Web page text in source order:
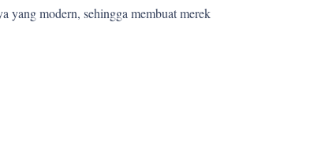
yang modern, sehingga membuat merek